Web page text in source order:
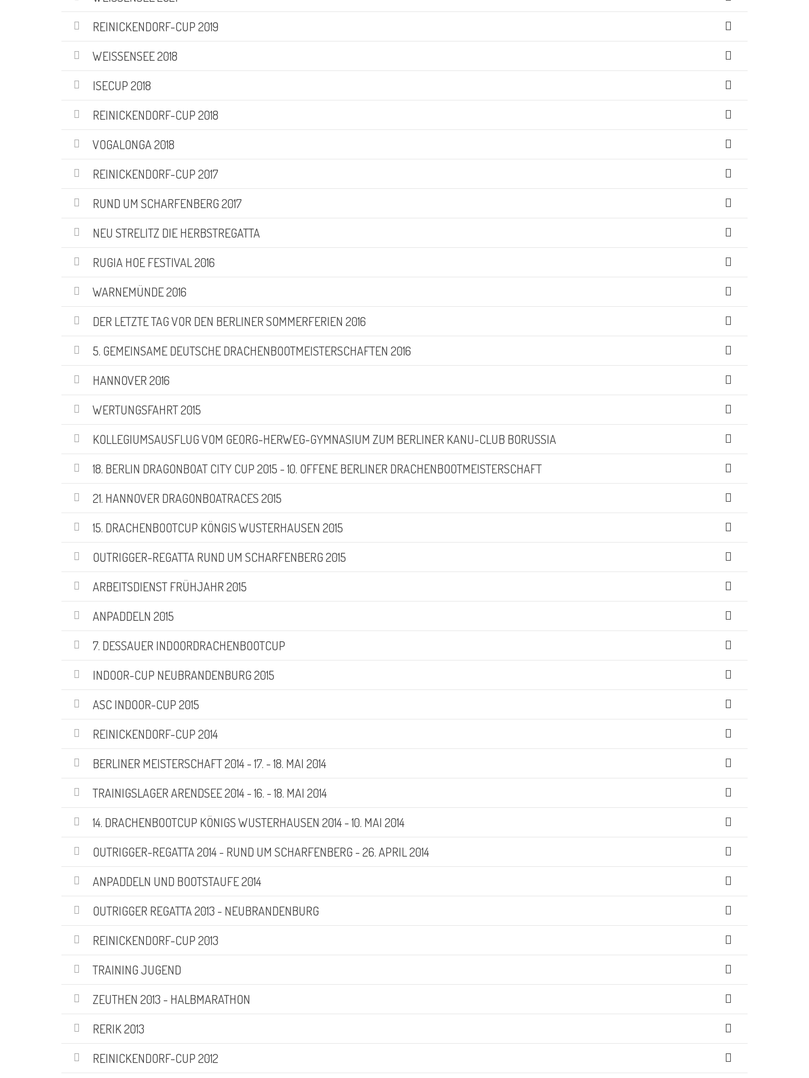
REINICKENDORF-CUP 2019
WEISSENSEE 2018
ISECUP 2018
REINICKENDORF-CUP 2018
VOGALONGA 2018
REINICKENDORF-CUP 2017
RUND UM SCHARFENBERG 2017
NEU STRELITZ DIE HERBSTREGATTA
RUGIA HOE FESTIVAL 2016
WARNEMÜNDE 2016
DER LETZTE TAG VOR DEN BERLINER SOMMERFERIEN 2016
5. GEMEINSAME DEUTSCHE DRACHENBOOTMEISTERSCHAFTEN 2016
HANNOVER 2016
WERTUNGSFAHRT 2015
KOLLEGIUMSAUSFLUG VOM GEORG-HERWEG-GYMNASIUM ZUM BERLINER KANU-CLUB BORUSSIA
18. BERLIN DRAGONBOAT CITY CUP 2015 - 10. OFFENE BERLINER DRACHENBOOTMEISTERSCHAFT
21. HANNOVER DRAGONBOATRACES 2015
15. DRACHENBOOTCUP KÖNGIS WUSTERHAUSEN 2015
OUTRIGGER-REGATTA RUND UM SCHARFENBERG 2015
ARBEITSDIENST FRÜHJAHR 2015
ANPADDELN 2015
7. DESSAUER INDOORDRACHENBOOTCUP
INDOOR-CUP NEUBRANDENBURG 2015
ASC INDOOR-CUP 2015
REINICKENDORF-CUP 2014
BERLINER MEISTERSCHAFT 2014 - 17. - 18. MAI 2014
TRAINIGSLAGER ARENDSEE 2014 - 16. - 18. MAI 2014
14. DRACHENBOOTCUP KÖNIGS WUSTERHAUSEN 2014 - 10. MAI 2014
OUTRIGGER-REGATTA 2014 - RUND UM SCHARFENBERG - 26. APRIL 2014
ANPADDELN UND BOOTSTAUFE 2014
OUTRIGGER REGATTA 2013 - NEUBRANDENBURG
REINICKENDORF-CUP 2013
TRAINING JUGEND
ZEUTHEN 2013 - HALBMARATHON
RERIK 2013
REINICKENDORF-CUP 2012
Aktuell
(48)
Kanadier(6)
Kids – Teens (10)
Oceansport
Social Marketing(1)
Vereinsnachrichten(86)
nach: